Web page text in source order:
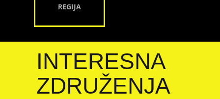
REGIJA
INTERESNA
ZDRUŽENJA